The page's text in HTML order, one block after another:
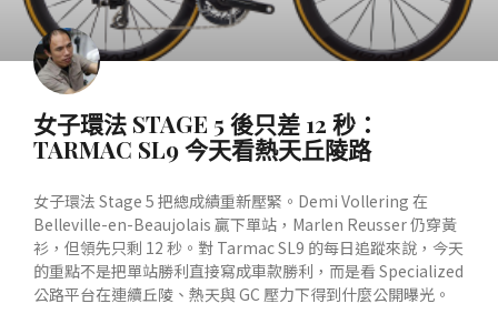
女子環法 STAGE 5 後只差 12 秒：
TARMAC SL9 今天看熱天丘陵路
女子環法 Stage 5 把總成績重新壓緊。Demi Vollering 在
Belleville-en-Beaujolais 贏下單站，Marlen Reusser 仍穿黃
衫，但領先只剩 12 秒。對 Tarmac SL9 的每日追蹤來說，今天
的重點不是把單站勝利直接寫成車款勝利，而是看 Specialized
公路平台在連續丘陵、熱天與 GC 壓力下得到什麼公開曝光。